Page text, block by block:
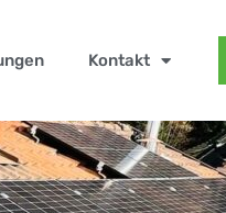
Kontakt